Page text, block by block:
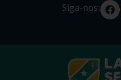
Siga-nos: